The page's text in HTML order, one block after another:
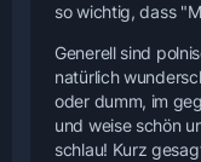
so wichtig, dass
Generell sind
natürlich
oder dumm, im
und weise schön
schlau! Kurz